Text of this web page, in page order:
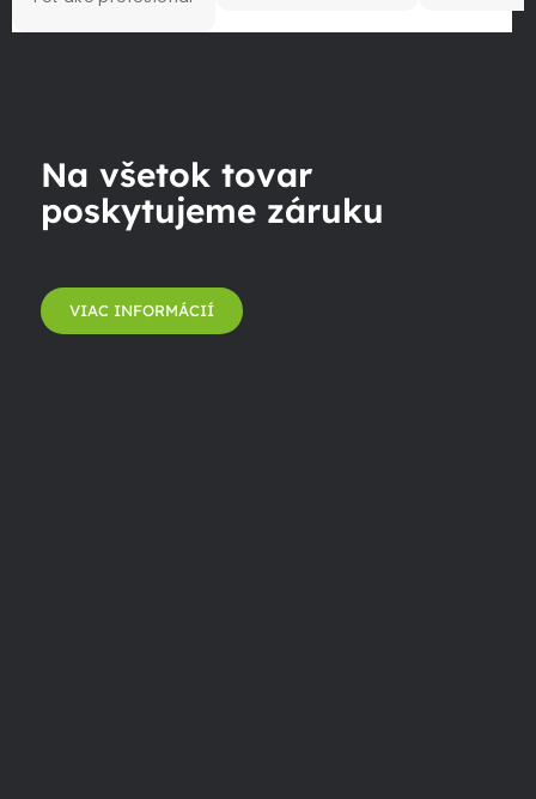
Na všetok tovar
poskytujeme záruku
VIAC INFORMÁCIÍ